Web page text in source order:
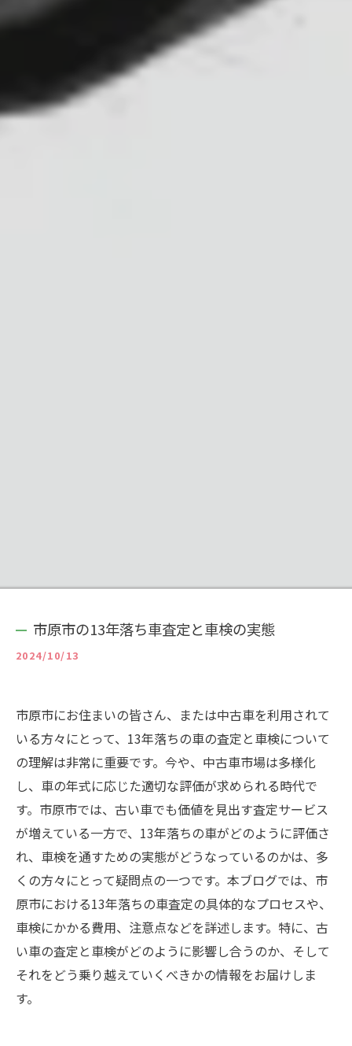
市原市の13年落ち車査定と車検の実態
2024/10/13
市原市にお住まいの皆さん、または中古車を利用されて
いる方々にとって、13年落ちの車の査定と車検について
の理解は非常に重要です。今や、中古車市場は多様化
し、車の年式に応じた適切な評価が求められる時代で
す。市原市では、古い車でも価値を見出す査定サービス
が増えている一方で、13年落ちの車がどのように評価さ
れ、車検を通すための実態がどうなっているのかは、多
くの方々にとって疑問点の一つです。本ブログでは、市
原市における13年落ちの車査定の具体的なプロセスや、
車検にかかる費用、注意点などを詳述します。特に、古
い車の査定と車検がどのように影響し合うのか、そして
それをどう乗り越えていくべきかの情報をお届けしま
す。